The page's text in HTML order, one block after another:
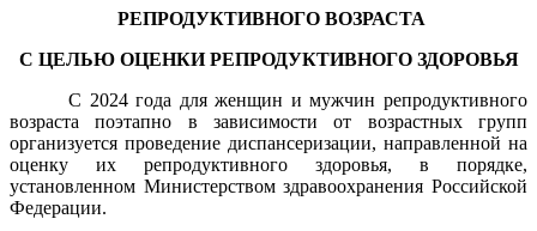
РЕПРОДУКТИВНОГО ВОЗРАСТА
С ЦЕЛЬЮ ОЦЕНКИ РЕПРОДУКТИВНОГО ЗДОРОВЬЯ
С 2024 года для женщин и мужчин репродуктивного
возраста поэтапно в зависимости от возрастных групп
организуется проведение диспансеризации, направленной на
оценку их репродуктивного здоровья, в порядке,
установленном Министерством здравоохранения Российской
Федерации.